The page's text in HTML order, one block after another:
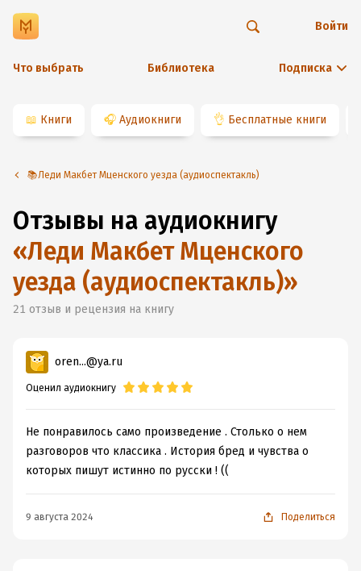
Что выбрать Библиотека Подписка
Войти
📖 Книги 🎧 Аудиокниги 👌 Бесплатные книги
📚Леди Макбет Мценского уезда (аудиоспектакль)
Отзывы на аудиокнигу
«Леди Макбет Мценского
уезда (аудиоспектакль)»
21 отзыв и рецензия на книгу
oren...@ya.ru
Оценил аудиокнигу
Не понравилось само произведение . Столько о нем
разговоров что классика . История бред и чувства о
которых пишут истинно по русски ! ((
9 августа 2024 Поделиться